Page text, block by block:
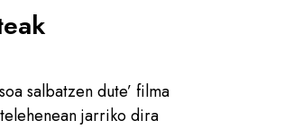
salbatzen dute’ filma
jarriko dira